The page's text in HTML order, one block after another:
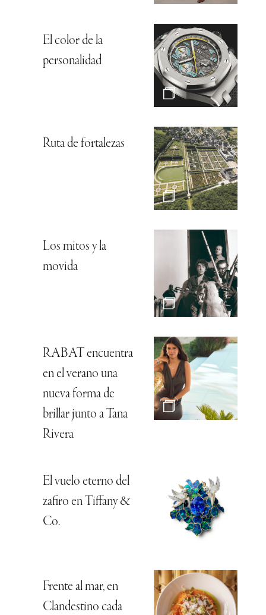
El color de la
personalidad
Ruta de fortalezas
Los mitos y la
movida
RABAT encuentra
en el verano una
nueva forma de
brillar junto a Tana
Rivera
El vuelo eterno del
zafiro en Tiffany &
Co.
Frente al mar, en
Clandestino cada